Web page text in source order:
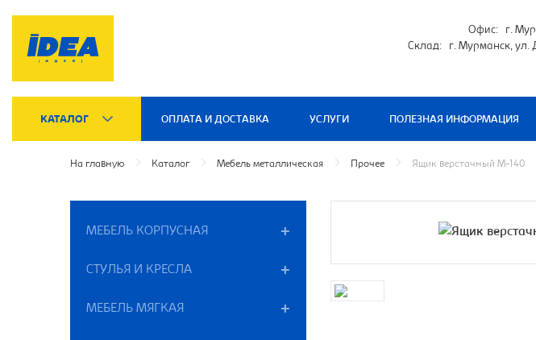
Офис: г.
Склад: г. Мурманск, ул.
КАТАЛОГ ОПЛАТА И ДОСТАВКА УСЛУГИ ПОЛЕЗНАЯ ИНФОРМАЦИЯ
На главную Каталог Мебель металлическая Прочее Ящик верстачный М-140
МЕБЕЛЬ КОРПУСНАЯ
СТУЛЬЯ И КРЕСЛА
МЕБЕЛЬ МЯГКАЯ